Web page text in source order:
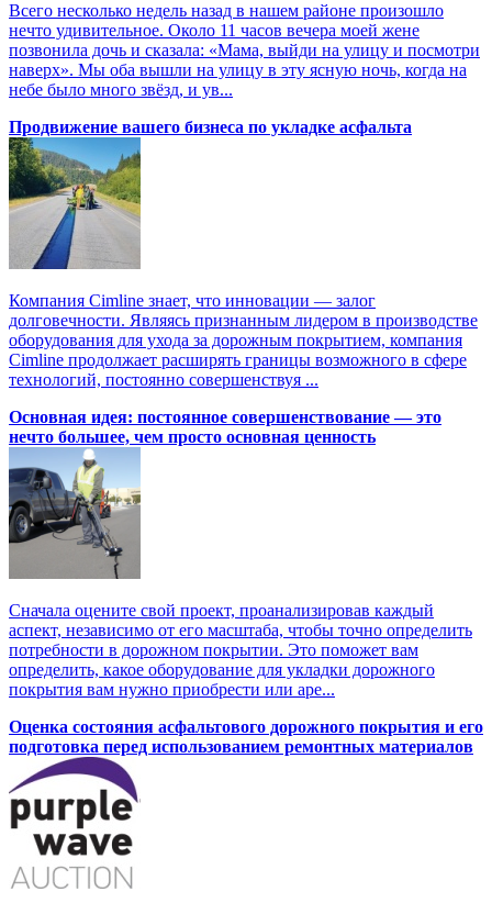
Всего несколько недель назад в нашем районе произошло
нечто удивительное. Около 11 часов вечера моей жене
позвонила дочь и сказала: «Мама, выйди на улицу и посмотри
наверх». Мы оба вышли на улицу в эту ясную ночь, когда на
небе было много звёзд, и ув...
Продвижение вашего бизнеса по укладке асфальта
Компания Cimline знает, что инновации — залог
долговечности. Являясь признанным лидером в производстве
оборудования для ухода за дорожным покрытием, компания
Cimline продолжает расширять границы возможного в сфере
технологий, постоянно совершенствуя ...
Основная идея: постоянное совершенствование — это
нечто большее, чем просто основная ценность
Сначала оцените свой проект, проанализировав каждый
аспект, независимо от его масштаба, чтобы точно определить
потребности в дорожном покрытии. Это поможет вам
определить, какое оборудование для укладки дорожного
покрытия вам нужно приобрести или аре...
Оценка состояния асфальтового дорожного покрытия и его
подготовка перед использованием ремонтных материалов